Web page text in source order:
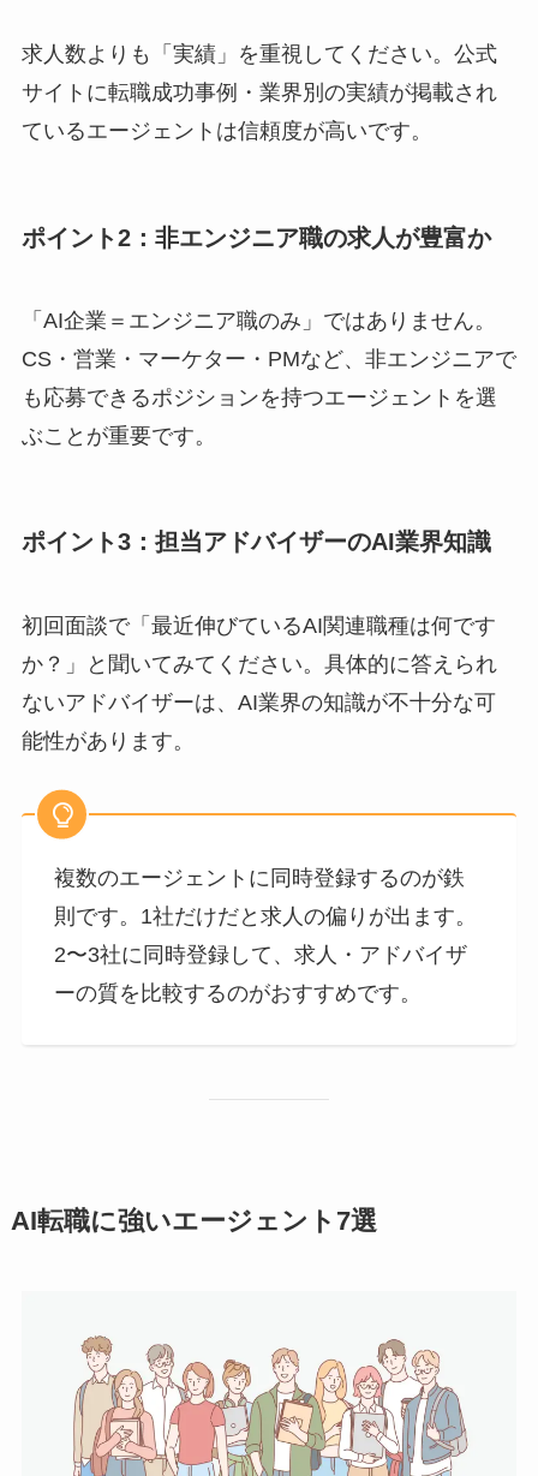
求人数よりも「実績」を重視してください。公式
サイトに転職成功事例・業界別の実績が掲載され
ているエージェントは信頼度が高いです。
ポイント2：非エンジニア職の求人が豊富か
「AI企業＝エンジニア職のみ」ではありません。
CS・営業・マーケター・PMなど、非エンジニアで
も応募できるポジションを持つエージェントを選
ぶことが重要です。
ポイント3：担当アドバイザーのAI業界知識
初回面談で「最近伸びているAI関連職種は何です
か？」と聞いてみてください。具体的に答えられ
ないアドバイザーは、AI業界の知識が不十分な可
能性があります。
複数のエージェントに同時登録するのが鉄
則です。1社だけだと求人の偏りが出ます。
2〜3社に同時登録して、求人・アドバイザ
ーの質を比較するのがおすすめです。
AI転職に強いエージェント7選